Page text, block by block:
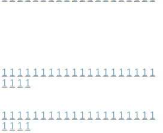
1 1 1 1 1 1 1 1 1 1 1 1 1 1 1 1 1 1 1 1
1 1 1 1
1 1 1 1 1 1 1 1 1 1 1 1 1 1 1 1 1 1 1 1
1 1 1 1